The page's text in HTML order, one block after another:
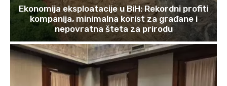
Ekonomija eksploatacije u BiH: Rekordni profiti
kompanija, minimalna korist za građane i
nepovratna šteta za prirodu